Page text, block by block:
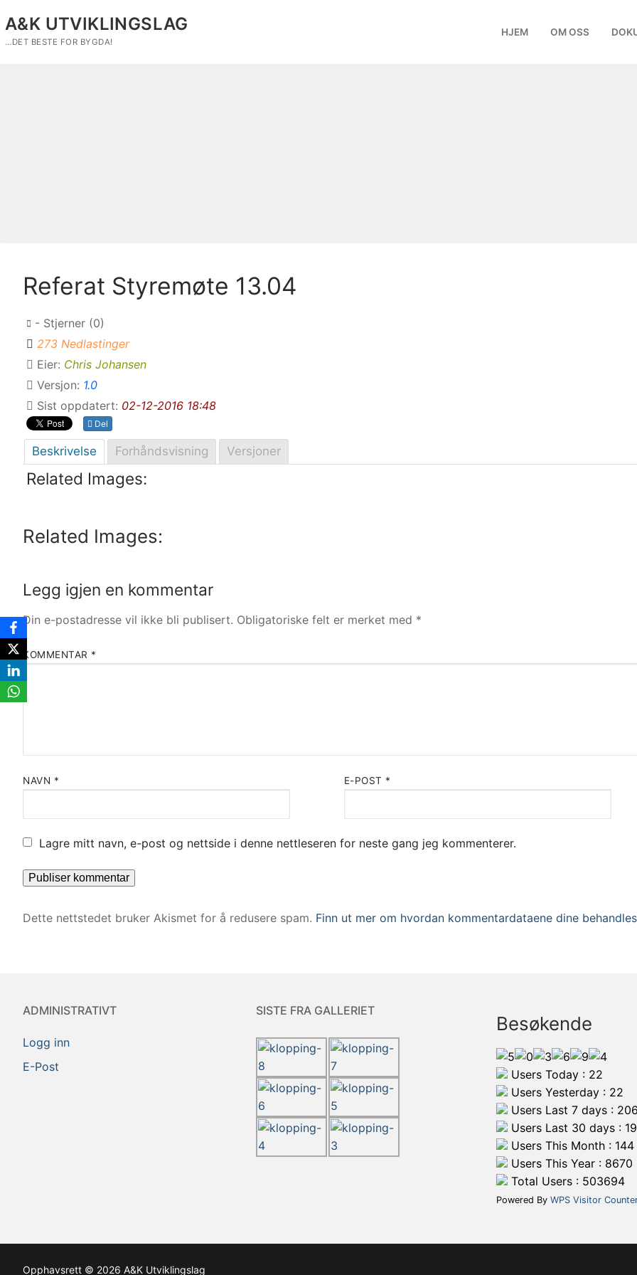
til
innholdet
A&K UTVIKLINGSLAG
…DET BESTE FOR BYGDA!
HJEM OM OSS
Referat Styremøte 13.04
- Stjerner (0)
273 Nedlastinger
Eier: Chris Johansen
Versjon: 1.0
Sist oppdatert: 02-12-2016 18:48
Del
Beskrivelse Forhåndsvisning Versjoner
Related Images:
Related Images:
Legg igjen en kommentar
Din e-postadresse vil ikke bli publisert. Obligatoriske felt er merket med *
KOMMENTAR *
NAVN * E-POST *
Lagre mitt navn, e-post og nettside i denne nettleseren for neste gang jeg kommenterer.
Dette nettstedet bruker Akismet for å redusere spam. Finn ut mer om hvordan kommentardataene dine
ADMINISTRATIVT
Logg inn
E-Post
SISTE FRA GALLERIET
Besøkende
Users Today : 22
Users Yesterday : 22
Users Last 7 days : 206
Users Last 30 days :
Users This Month : 144
Users This Year : 8670
Total Users : 503694
Powered By WPS Visitor
Opphavsrett © 2026 A&K Utviklingslag